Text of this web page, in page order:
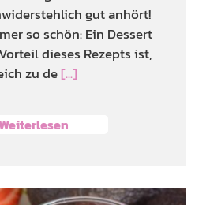
gut anhört!
so schön: Ein Dessert
dieses Rezepts ist,
zu de[...]